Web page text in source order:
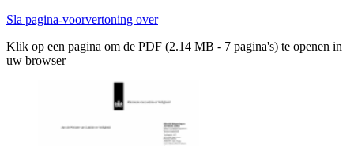
Sla pagina-voorvertoning over
Klik op een pagina om de PDF (2.14 MB - 7 pagina's) te openen in
uw browser